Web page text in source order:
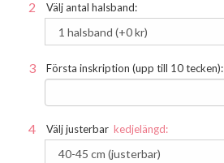
Välj antal halsband:
Första inskription (upp till 10 tecken):
Välj justerbar kedjelängd: